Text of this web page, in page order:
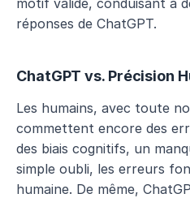
motif valide, conduisant à
réponses de ChatGPT.
ChatGPT vs. Précision
Les humains, avec toute
commettent encore des
des biais cognitifs, un
simple oubli, les erreurs
humaine. De même,